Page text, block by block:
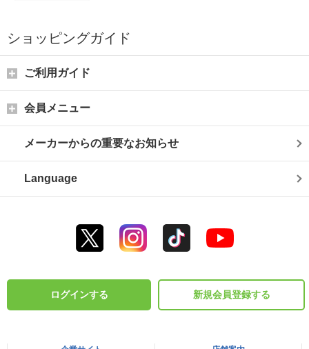
ショッピングガイド
ご利用ガイド
会員メニュー
メーカーからの重要なお知らせ
Language
ログインする 新規会員登録する